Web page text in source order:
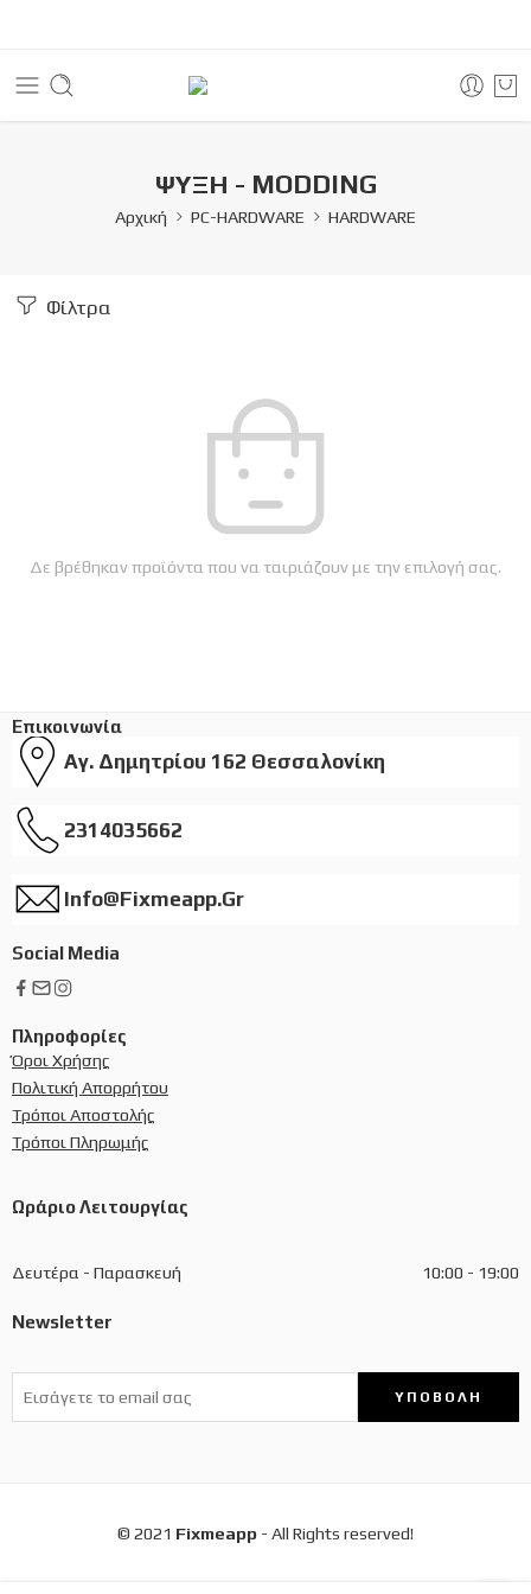
ΨΥΞΗ - MODDING
Αρχική PC-HARDWARE HARDWARE
Φίλτρα
Δε βρέθηκαν προϊόντα που να ταιριάζουν με την επιλογή σας.
Επικοινωνία
Αγ. Δημητρίου 162 Θεσσαλονίκη
2314035662
Info@fixmeapp.gr
Social Media
Πληροφορίες
Όροι Χρήσης
Πολιτική Απορρήτου
Τρόποι Αποστολής
Τρόποι Πληρωμής
Ωράριο Λειτουργίας
Δευτέρα - Παρασκευή 10:00 - 19:00
Newsletter
© 2021 Fixmeapp - All Rights reserved!